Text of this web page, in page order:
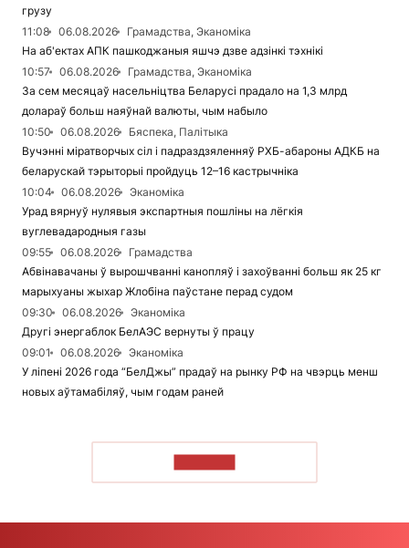
грузу
11:08
06.08.2026
Грамадства, Эканоміка
На аб'ектах АПК пашкоджаныя яшчэ дзве адзінкі тэхнікі
10:57
06.08.2026
Грамадства, Эканоміка
За сем месяцаў насельніцтва Беларусі прадало на 1,3 млрд
долараў больш наяўнай валюты, чым набыло
10:50
06.08.2026
Бяспека, Палітыка
Вучэнні міратворчых сіл і падраздзяленняў РХБ-абароны АДКБ на
беларускай тэрыторыі пройдуць 12–16 кастрычніка
10:04
06.08.2026
Эканоміка
Урад вярнуў нулявыя экспартныя пошліны на лёгкія
вуглевадародныя газы
09:55
06.08.2026
Грамадства
Абвінавачаны ў вырошчванні канопляў і захоўванні больш як 25 кг
марыхуаны жыхар Жлобіна паўстане перад судом
09:30
06.08.2026
Эканоміка
Другі энергаблок БелАЭС вернуты ў працу
09:01
06.08.2026
Эканоміка
У ліпені 2026 года “БелДжы” прадаў на рынку РФ на чвэрць менш
новых аўтамабіляў, чым годам раней